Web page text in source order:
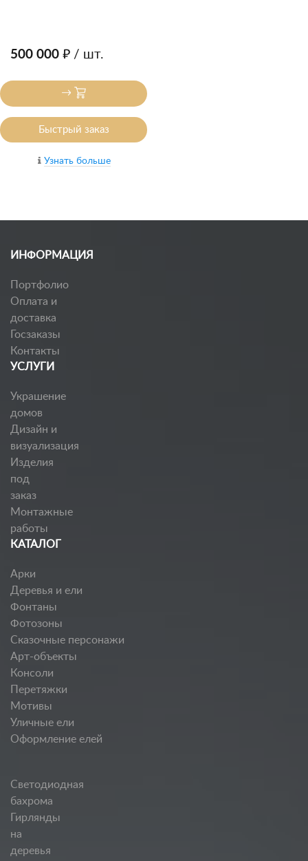
500 000 ₽ / шт.
Быстрый заказ
Узнать больше
ИНФОРМАЦИЯ
Портфолио
Оплата и
доставка
Госзаказы
Контакты
УСЛУГИ
Украшение
домов
Дизайн и
визуализация
Изделия
под
заказ
Монтажные
работы
КАТАЛОГ
Арки
Деревья и ели
Фонтаны
Фотозоны
Сказочные персонажи
Арт-объекты
Консоли
Перетяжки
Мотивы
Уличные ели
Оформление елей
Светодиодная
бахрома
Гирлянды
на
деревья